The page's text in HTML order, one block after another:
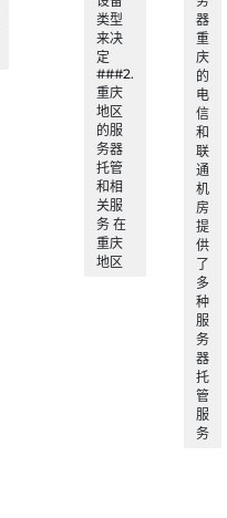
类型
来决
定
###2.
重庆
地区
的服
务器
托管
和相
关服
务 在
重庆
地区
器
重
庆
的
电
信
和
联
通
机
房
提
供
了
多
种
服
务
器
托
管
服
务